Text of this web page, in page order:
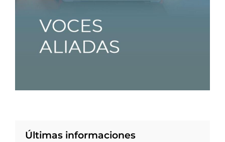
Últimas informaciones